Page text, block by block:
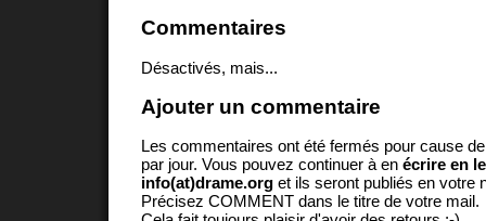
Commentaires
Désactivés, mais...
Ajouter un commentaire
Les commentaires ont été fermés pour cause
par jour. Vous pouvez continuer à en écrire en
info(at)drame.org et ils seront publiés en votre
Précisez COMMENT dans le titre de votre mail.